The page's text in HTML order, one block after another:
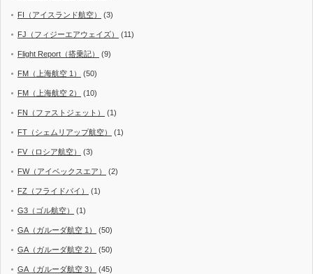
FI（アイスランド航空） (3)
FJ（フィジーエアウェイズ） (11)
Flight Report（搭乗記） (9)
FM（上海航空 1） (50)
FM（上海航空 2） (10)
FN（ファストジェット） (1)
FT（シェムリアップ航空） (1)
FV（ロシア航空） (3)
FW（アイベックスエア） (2)
FZ（フライドバイ） (1)
G3（ゴル航空） (1)
GA（ガルーダ航空 1） (50)
GA（ガルーダ航空 2） (50)
GA（ガルーダ航空 3） (45)